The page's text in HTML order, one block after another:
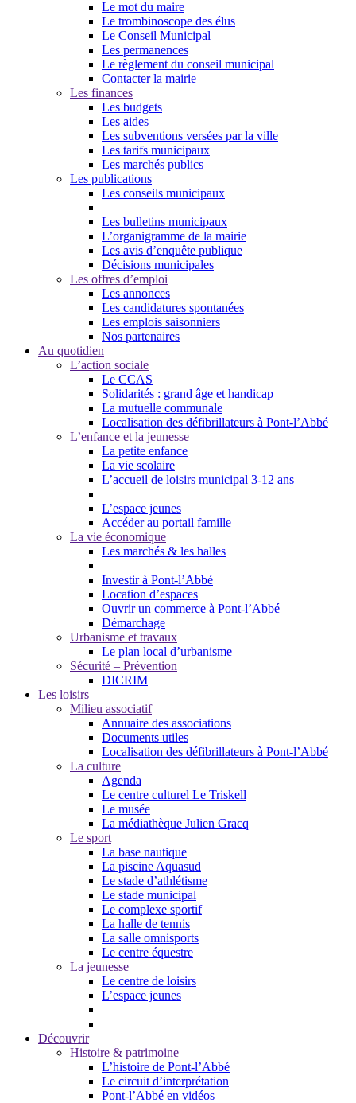
Le mot du maire
Le trombinoscope des élus
Le Conseil Municipal
Les permanences
Le règlement du conseil municipal
Contacter la mairie
Les finances
Les budgets
Les aides
Les subventions versées par la ville
Les tarifs municipaux
Les marchés publics
Les publications
Les conseils municipaux
Les bulletins municipaux
L’organigramme de la mairie
Les avis d’enquête publique
Décisions municipales
Les offres d’emploi
Les annonces
Les candidatures spontanées
Les emplois saisonniers
Nos partenaires
Au quotidien
L’action sociale
Le CCAS
Solidarités : grand âge et handicap
La mutuelle communale
Localisation des défibrillateurs à Pont-l’Abbé
L’enfance et la jeunesse
La petite enfance
La vie scolaire
L’accueil de loisirs municipal 3-12 ans
L’espace jeunes
Accéder au portail famille
La vie économique
Les marchés & les halles
Investir à Pont-l’Abbé
Location d’espaces
Ouvrir un commerce à Pont-l’Abbé
Démarchage
Urbanisme et travaux
Le plan local d’urbanisme
Sécurité – Prévention
DICRIM
Les loisirs
Milieu associatif
Annuaire des associations
Documents utiles
Localisation des défibrillateurs à Pont-l’Abbé
La culture
Agenda
Le centre culturel Le Triskell
Le musée
La médiathèque Julien Gracq
Le sport
La base nautique
La piscine Aquasud
Le stade d’athlétisme
Le stade municipal
Le complexe sportif
La halle de tennis
La salle omnisports
Le centre équestre
La jeunesse
Le centre de loisirs
L’espace jeunes
Découvrir
Histoire & patrimoine
L’histoire de Pont-l’Abbé
Le circuit d’interprétation
Pont-l’Abbé en vidéos